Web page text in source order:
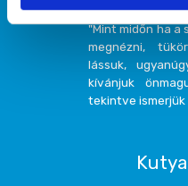
"Mint midőn ha a
megnézni,
lássuk,
kívánjuk
tekintve ismerjük